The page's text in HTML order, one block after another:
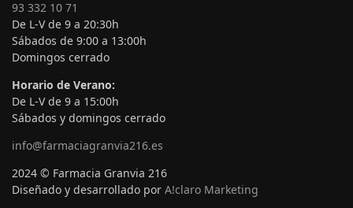
93 332 10 71
De L-V de 9 a 20:30h
Sábados de 9:00 a 13:00h
Domingos cerrado
Horario de Verano:
De L-V de 9 a 15:00h
Sábados y domingos cerrado
info@farmaciagranvia216.es
2024 © Farmacia Granvia 216
Diseñado y desarrollado por A!claro Marketing